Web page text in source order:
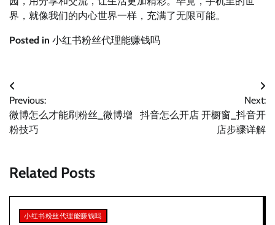
界，就像我们的内心世界一样，充满了无限可能。
Posted in 小红书粉丝代理能赚钱吗
文
章
导
Previous:
微博怎么才能刷粉丝_微博增
粉技巧
Next:
抖音怎么开店 开橱窗_抖音开
店步骤详解
Related Posts
小红书粉丝代理能赚钱吗